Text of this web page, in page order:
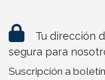
Tu dirección
segura para
Suscripción a